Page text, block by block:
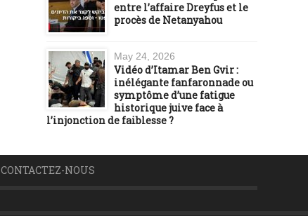
entre l’affaire Dreyfus et le
procès de Netanyahou
May 24, 2026
Vidéo d’Itamar Ben Gvir :
inélégante fanfaronnade ou
symptôme d’une fatigue
historique juive face à
l’injonction de faiblesse ?
CONTACTEZ-NOUS